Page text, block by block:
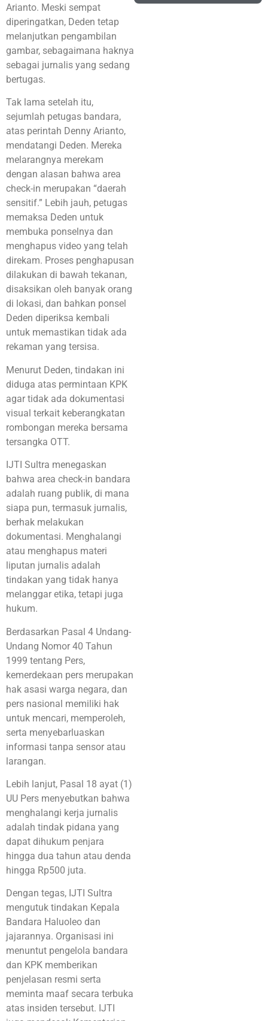
Arianto. Meski sempat
diperingatkan, Deden tetap
melanjutkan pengambilan
gambar, sebagaimana haknya
sebagai jurnalis yang sedang
bertugas.
Tak lama setelah itu,
sejumlah petugas bandara,
atas perintah Denny Arianto,
mendatangi Deden. Mereka
melarangnya merekam
dengan alasan bahwa area
check-in merupakan “daerah
sensitif.” Lebih jauh, petugas
memaksa Deden untuk
membuka ponselnya dan
menghapus video yang telah
direkam. Proses penghapusan
dilakukan di bawah tekanan,
disaksikan oleh banyak orang
di lokasi, dan bahkan ponsel
Deden diperiksa kembali
untuk memastikan tidak ada
rekaman yang tersisa.
Menurut Deden, tindakan ini
diduga atas permintaan KPK
agar tidak ada dokumentasi
visual terkait keberangkatan
rombongan mereka bersama
tersangka OTT.
IJTI Sultra menegaskan
bahwa area check-in bandara
adalah ruang publik, di mana
siapa pun, termasuk jurnalis,
berhak melakukan
dokumentasi. Menghalangi
atau menghapus materi
liputan jurnalis adalah
tindakan yang tidak hanya
melanggar etika, tetapi juga
hukum.
Berdasarkan Pasal 4 Undang-
Undang Nomor 40 Tahun
1999 tentang Pers,
kemerdekaan pers merupakan
hak asasi warga negara, dan
pers nasional memiliki hak
untuk mencari, memperoleh,
serta menyebarluaskan
informasi tanpa sensor atau
larangan.
Lebih lanjut, Pasal 18 ayat (1)
UU Pers menyebutkan bahwa
menghalangi kerja jurnalis
adalah tindak pidana yang
dapat dihukum penjara
hingga dua tahun atau denda
hingga Rp500 juta.
Dengan tegas, IJTI Sultra
mengutuk tindakan Kepala
Bandara Haluoleo dan
jajarannya. Organisasi ini
menuntut pengelola bandara
dan KPK memberikan
penjelasan resmi serta
meminta maaf secara terbuka
atas insiden tersebut. IJTI